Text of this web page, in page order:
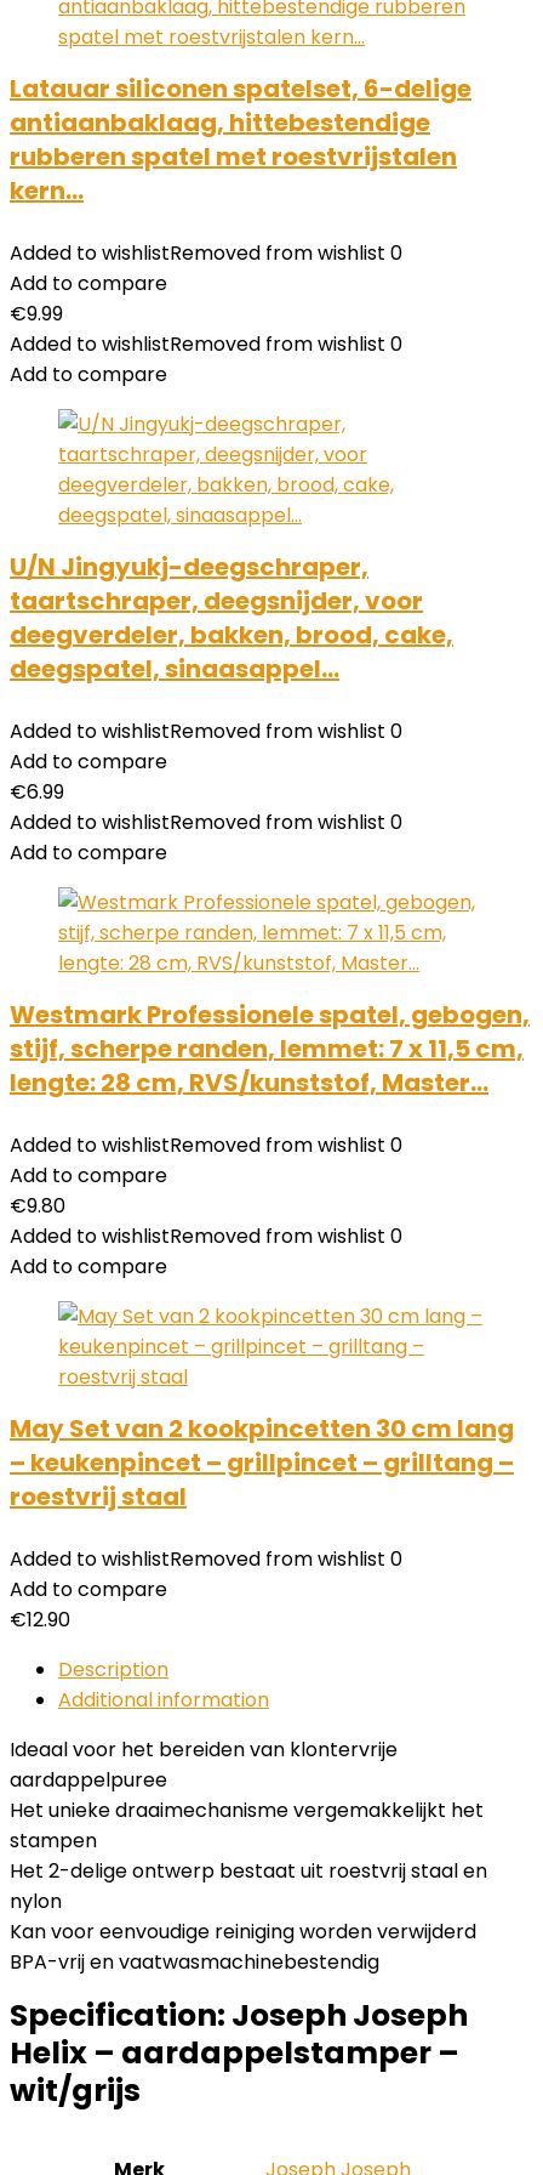
Latauar siliconen spatelset, 6-delige
antiaanbaklaag, hittebestendige
rubberen spatel met roestvrijstalen
kern…
Added to wishlistRemoved from wishlist 0
Add to compare
€9.99
Added to wishlistRemoved from wishlist 0
Add to compare
U/N Jingyukj-deegschraper,
taartschraper, deegsnijder, voor
deegverdeler, bakken, brood, cake,
deegspatel, sinaasappel…
Added to wishlistRemoved from wishlist 0
Add to compare
€6.99
Added to wishlistRemoved from wishlist 0
Add to compare
Westmark Professionele spatel, gebogen,
stijf, scherpe randen, lemmet: 7 x 11,5 cm,
lengte: 28 cm, RVS/kunststof, Master…
Added to wishlistRemoved from wishlist 0
Add to compare
€9.80
Added to wishlistRemoved from wishlist 0
Add to compare
May Set van 2 kookpincetten 30 cm lang
– keukenpincet – grillpincet – grilltang –
roestvrij staal
Added to wishlistRemoved from wishlist 0
Add to compare
€12.90
Description
Additional information
Ideaal voor het bereiden van klontervrije
aardappelpuree
Het unieke draaimechanisme vergemakkelijkt het
stampen
Het 2-delige ontwerp bestaat uit roestvrij staal en
nylon
Kan voor eenvoudige reiniging worden verwijderd
BPA-vrij en vaatwasmachinebestendig
Specification: Joseph Joseph
Helix – aardappelstamper –
wit/grijs